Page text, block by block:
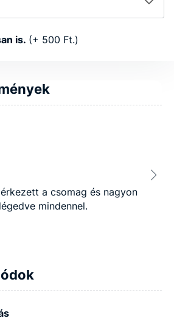
is. (+ 500 Ft.)
a csomag és nagyon
mindennel.